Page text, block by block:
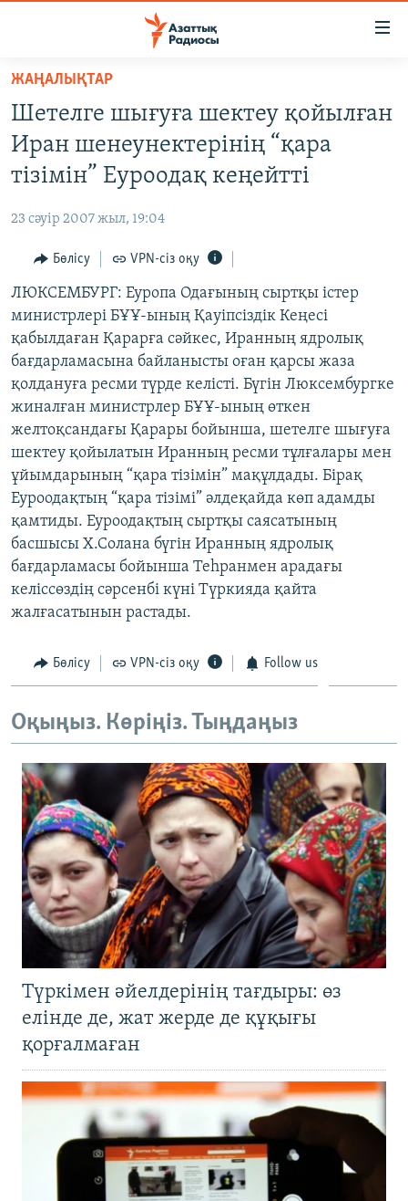
Skip
main
content
Skip
main
Navigation
Search
AZATTYQTV
АДАМ ҚҰҚЫҚТАРЫ
ӘЛЕУМЕТ
ӘЛЕМ
АРНАЙЫ ЖОБАЛАР
Русский
ЖАЗЫЛЫҢЫЗ
Басқа тілдерде
ЖАҢАЛЫҚТАР
Шетелге шығуға шектеу қойылған
Иран шенеунектерінің “қара
тізімін” Еуроодақ кеңейтті
23 сәуір 2007 жыл, 19:04
Бөлісу VPN-сіз оқу
ЛЮКСЕМБУРГ: Еуропа Одағының сыртқы істер
министрлері БҰҰ-ының Қауіпсіздік Кеңесі
қабылдаған Қарарға сәйкес, Иранның ядролық
бағдарламасына байланысты оған қарсы жаза
қолдануға ресми түрде келісті. Бүгін Люксембургке
жиналған министрлер БҰҰ-ының өткен
желтоқсандағы Қарары бойынша, шетелге шығуға
шектеу қойылатын Иранның ресми тұлғалары мен
ұйымдарының “қара тізімін” мақұлдады. Бірақ
Еуроодақтың “қара тізімі” әлдеқайда көп адамды
қамтиды. Еуроодақтың сыртқы саясатының
басшысы Х.Солана бүгін Иранның ядролық
бағдарламасы бойынша Теһранмен арадағы
келіссөздің сәрсенбі күні Түркияда қайта
жалғасатынын растады.
Бөлісу VPN-сіз оқу Follow us
Оқыңыз. Көріңіз. Тыңдаңыз
Түркімен әйелдерінің тағдыры: өз
елінде де, жат жерде де құқығы
қорғалмаған